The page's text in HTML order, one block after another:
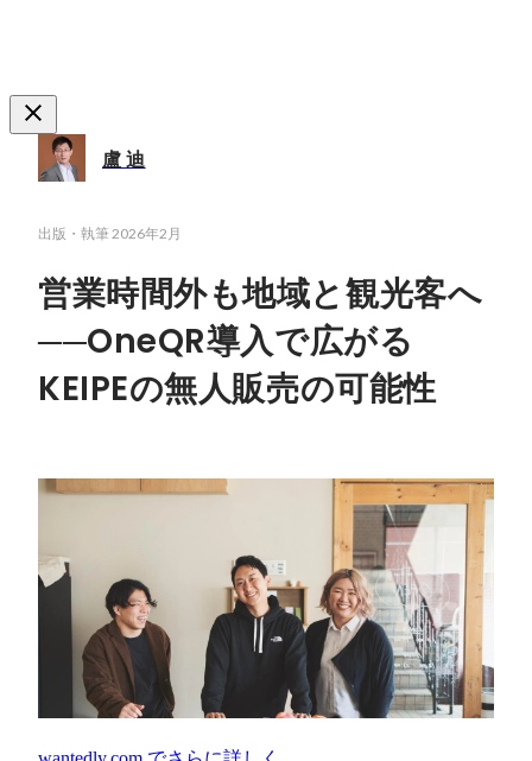
盧 迪
出版・執筆 2026年2月
営業時間外も地域と観光客へ
──OneQR導入で広がる
KEIPEの無人販売の可能性